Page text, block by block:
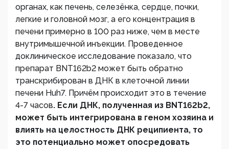
органах, как печень, селезёнка, сердце, почки,
легкие и головной мозг, а его концентрация в
печени примерно в 100 раз ниже, чем в месте
внутримышечной инъекции. Проведенное
доклиническое исследование показало, что
препарат BNT162b2 может быть обратно
транскрибирован в ДНК в клеточной линии
печени Huh7. Причём происходит это в течение
4-7 часов. Если ДНК, полученная из BNT162b2,
может быть интегрирована в геном хозяина и
влиять на целостность ДНК реципиента, то
это потенциально может опосредовать